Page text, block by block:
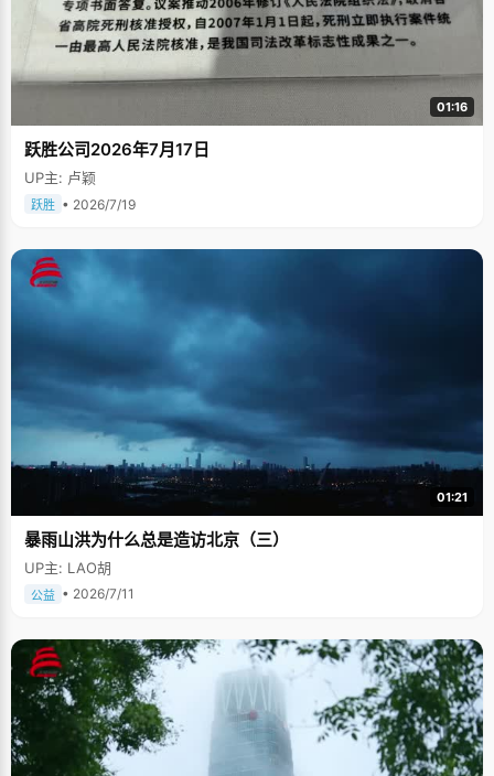
01:16
跃胜公司2026年7月17日
UP主: 卢颖
跃胜 • 2026/7/19
01:21
暴雨山洪为什么总是造访北京（三）
UP主: LAO胡
公益 • 2026/7/11